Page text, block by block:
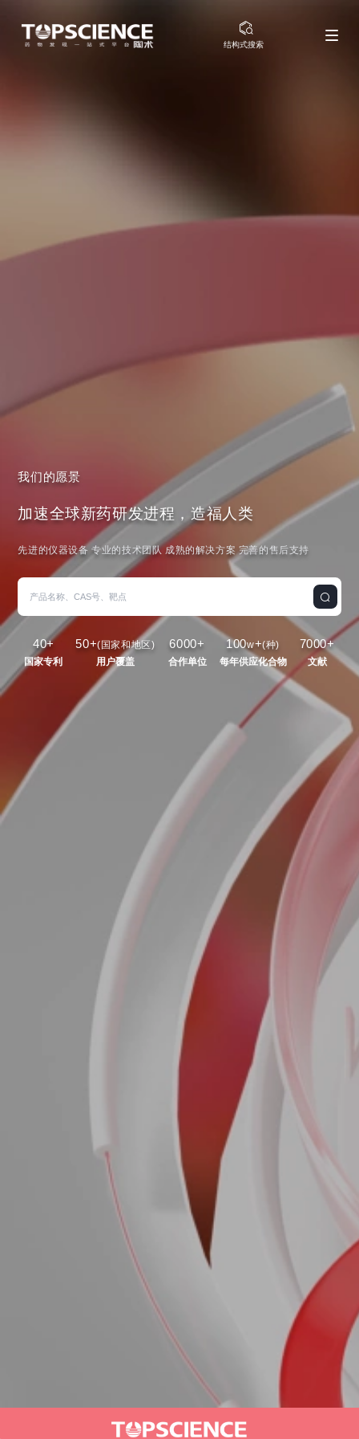
结构式搜索
我们的愿景
加速全球新药研发进程，造福人类
先进的仪器设备 专业的技术团队 成熟的解决方案 完善的售后支持
40+
国家专利
50+(国家和地区)
用户覆盖
6000+
合作单位
100w+(种)
每年供应化合物
7000+
文献